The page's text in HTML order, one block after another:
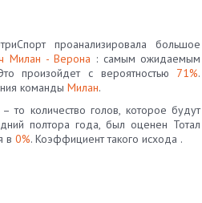
проанализировала большое
Милан - Верона : самым ожидаемым
произойдет с вероятностью 71%.
команды Милан.
то количество голов, которое будут
полтора года, был оценен Тотал
в 0%. Коэффициент такого исхода .